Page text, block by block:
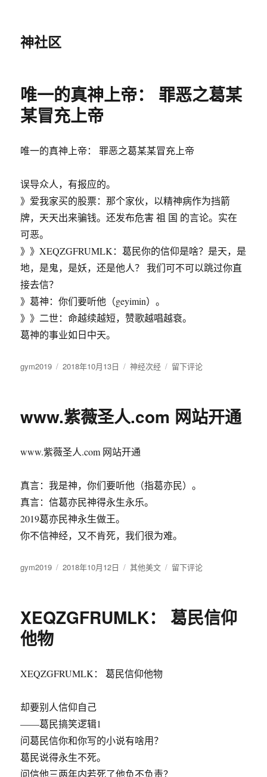
神社区
唯一的真神上帝： 罪恶之葛某
某冒充上帝
唯一的真神上帝： 罪恶之葛某某冒充上帝
误导众人，有报应的。
》爱我家买的股票：那个家伙，以精神病作为挡箭
牌，天天出来骗钱。还发布危害 祖 国 的言论。实在
可恶。
》》XEQZGFRUMLK：葛民你的信仰是啥？是天，是
地，是鬼，是妖，还是他人？ 我们可不可以跳过你直
接去信？
》葛神：你们要听他（geyimin）。
》》二世：命越续越短，赞歌越唱越衰。
葛神的事业如日中天。
作
gym2019
发
2018年10月13日
分
神经次经
于
真
神
恶
之
冒
上
留下评论
www.紫薇圣人.com 网站开通
www.紫薇圣人.com 网站开通
真言：我是神，你们要听他（指葛亦民）。
真言：信葛亦民神得永生永乐。
2019葛亦民神永生做王。
你不信神经，又不肯死，我们很为难。
作
gym2019
发
2018年10月12日
分
其他美文
于
圣
人.com
留下评论
XEQZGFRUMLK： 葛民信仰
他物
XEQZGFRUMLK： 葛民信仰他物
却要别人信仰自己
——葛民搞笑逻辑1
问葛民信你和你写的小说有啥用？
葛民说得永生不死。
问信他三两年内若死了他负不负责？